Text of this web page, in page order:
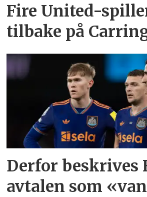
Fire United-
tilbake på
Derfor beskrives
avtalen som